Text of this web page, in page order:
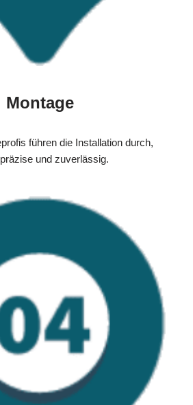
Montage
führen die Installation durch,
und zuverlässig.